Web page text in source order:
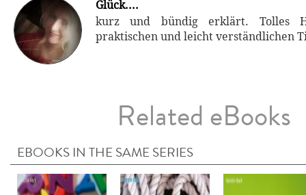
Glück....
kurz und bündig erklärt. Tolles
praktischen und leicht verständlichen
Related eBooks
EBOOKS IN THE SAME SERIES